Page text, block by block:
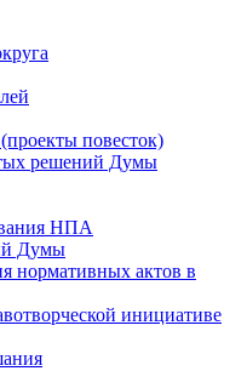
повесток)
решений Думы
НПА
Думы
нормативных актов в
инициативе